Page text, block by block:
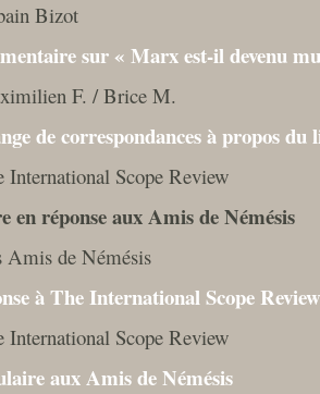
Bizot
sur « Marx est-il devenu
F. / Brice M.
de correspondances à propos du
International Scope Review
en réponse aux Amis de Némésis
de Némésis
à The International Scope Review
International Scope Review
aux Amis de Némésis